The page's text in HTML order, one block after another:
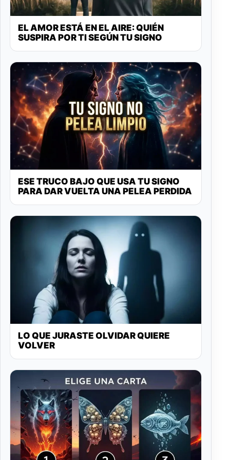
EL AMOR ESTÁ EN EL AIRE: QUIÉN
SUSPIRA POR TI SEGÚN TU SIGNO
ESE TRUCO BAJO QUE USA TU SIGNO
PARA DAR VUELTA UNA PELEA PERDIDA
LO QUE JURASTE OLVIDAR QUIERE
VOLVER